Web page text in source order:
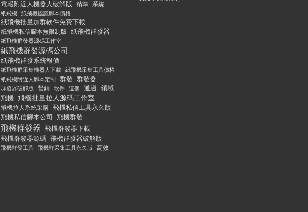
電報附近人機器人破解版 精準
系統
紙飛機
紙飛機協議腳本價格
紙飛機批量加群軟件免費下載
紙飛機私信腳本無限制版 紙飛機群發器
紙飛機群發器源碼工作室
紙飛機群發源碼公司
紙飛機群發系統報價
紙飛機群采集機器人下載 紙飛機采集工具價格
紙飛機附近人腳本定制
群發 群發器
群發器破解版 營銷 軟件 這個 通過 領域
飛機 飛機批量拉人源碼工作室
飛機拉人系統采購 飛機私信工具永久版
飛機私信腳本公司
飛機群發
飛機群發器 飛機群發器下載
飛機群發器源碼 飛機群發器破解版
飛機群發工具 飛機群采集工具永久版 高效